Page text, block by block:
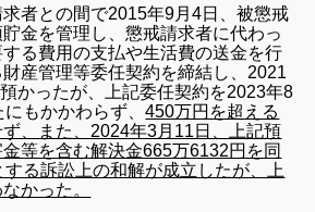
者との間で2015年9月4日、被懲戒
金を管理し、懲戒請求者に代わっ
る費用の支払や生活費の送金を行
産管理等委任契約を締結し、2021
かったが、上記委任契約を2023年8
にもかかわらず、450万円を超える
、また、2024年3月11日、上記預
等を含む解決金665万6132円を同
する訴訟上の和解が成立したが、上
かった。